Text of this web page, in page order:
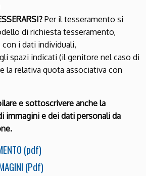
Per il tesseramento si
di richiesta tesseramento,
i dati individuali,
spazi indicati (il genitore nel caso di
la relativa quota associativa con
e sottoscrivere anche la
immagini e dei dati personali da
(pdf)
(Pdf)